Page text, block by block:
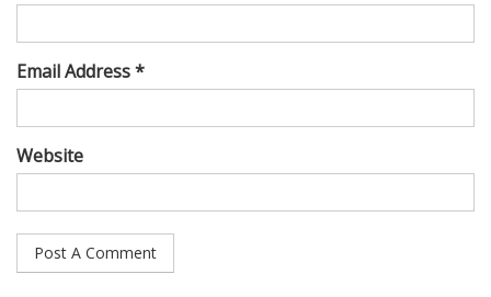
Email Address *
Website